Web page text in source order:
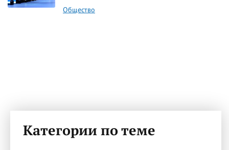
Общество
Категории по теме